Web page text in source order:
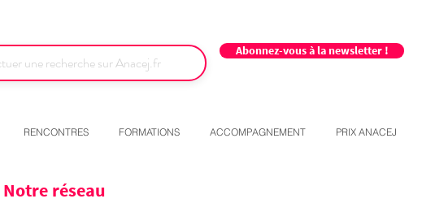
Abonnez-vous à la newsletter !
RENCONTRES FORMATIONS ACCOMPAGNEMENT PRIX ANACEJ
Notre réseau